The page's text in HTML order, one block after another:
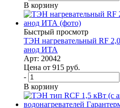
В корзину
Быстрый просмотр
ТЭН нагревательный RF
анод ИТА
Арт: 20042
Цена от 915 руб.
-
В корзину